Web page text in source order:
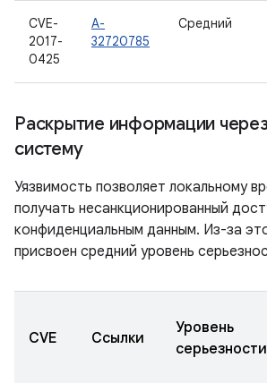
CVE-
2017-
0425
A-
32720785
Средний
Раскрытие информации
систему
Уязвимость позволяет локальному
получать несанкционированный
конфиденциальным данным. Из-за
присвоен средний уровень
CVE Ссылки
Уровень
серьезности